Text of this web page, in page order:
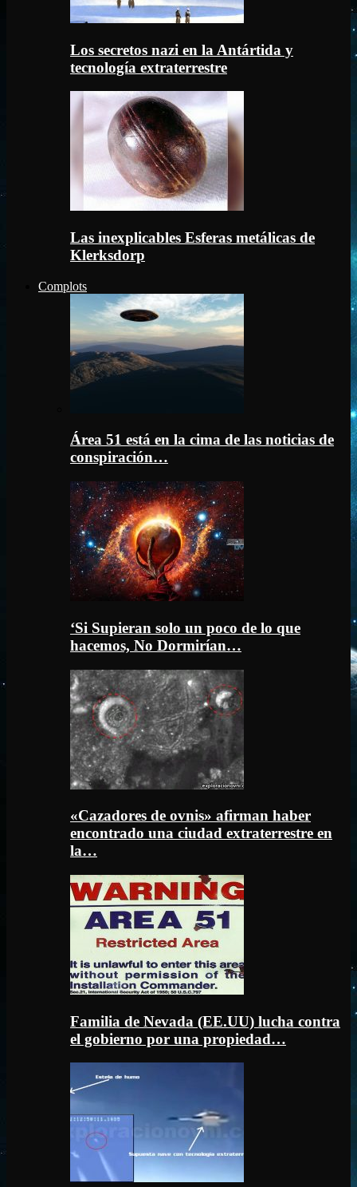
Los secretos nazi en la Antártida y
tecnología extraterrestre
Las inexplicables Esferas metálicas de
Klerksdorp
Complots
Área 51 está en la cima de las noticias de
conspiración…
‘Si Supieran solo un poco de lo que
hacemos, No Dormirían…
«Cazadores de ovnis» afirman haber
encontrado una ciudad extraterrestre en
la…
Familia de Nevada (EE.UU) lucha contra
el gobierno por una propiedad…